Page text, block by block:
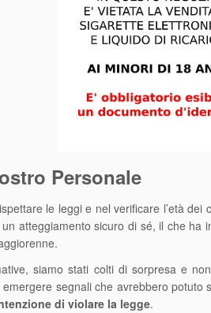
Personale
le leggi e nel verificare l’età
atteggiamento sicuro di sé, il che
siamo stati colti di sorpresa e
segnali che avrebbero
di violare la legge.